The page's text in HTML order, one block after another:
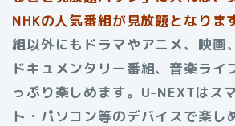
NHKの人気番組が見放題となりま
組以外にもドラマやアニメ、映画
ドキュメンタリー番組、音楽ライ
っぷり楽しめます。U-NEXTはス
ト・パソコン等のデバイスで楽し